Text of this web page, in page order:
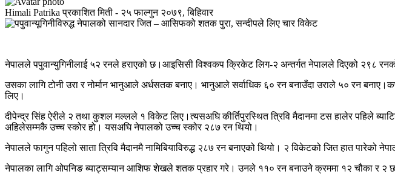
Himali Patrika प्रकाशित मिती - २५ फाल्गुन २०७९, बिहिवार
नेपालले पपुवान्युगिनीलाई ५२ रनले हराएको छ।आइसिसी विश्वकप क्रिकेट लिग-२ अन्तर्गत नेपालले दिएको २९८
उसका लागि टोनी उरा र नोर्मान भानुआले अर्धसतक बनाए। भानुआले सर्वाधिक ६० रन बनाउँदा उराले ५० रन
लिए।
दीपेन्द्र सिंह ऐरीले २ तथा कुशल मल्लले १ विकेट लिए।त्यसअघि कीर्तिपुरस्थित त्रिवि मैदानमा टस हालेर पहिले
अहिलेसम्मकै उच्च स्कोर हो। यसअघि नेपालको उच्च स्कोर २८७ रन थियो।
नेपालले फागुन पहिलो साता त्रिवि मैदानमै नामिबियाविरुद्ध २८७ रन बनाएको थियो। २ विकेटको जित हात पारेको
नेपालका लागि ओपनिङ ब्याट्सम्यान आशिफ शेखले शतक प्रहार गरे। उनले ११० रन बनाउने क्रममा १२ चौका र २